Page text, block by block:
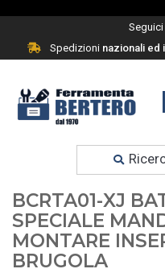
Seguici
Spedizioninazionali ed
Prodotti
AVVITATORE
BCRTA01-XJ
SPECIALE
MONTARE
BRUGOLA